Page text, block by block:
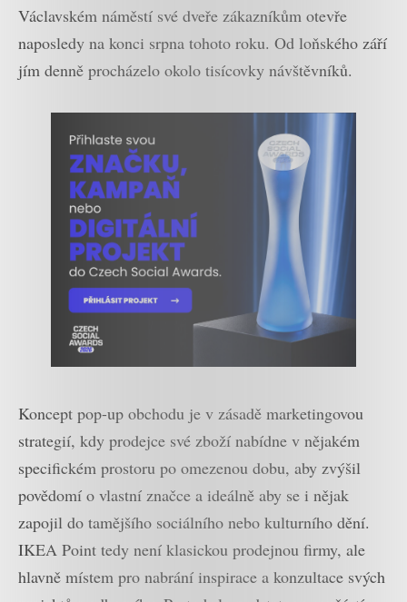
Václavském náměstí své dveře zákazníkům otevře
naposledy na konci srpna tohoto roku. Od loňského září
jím denně procházelo okolo tisícovky návštěvníků.
Koncept pop-up obchodu je v zásadě marketingovou
strategií, kdy prodejce své zboží nabídne v nějakém
specifickém prostoru po omezenou dobu, aby zvýšil
povědomí o vlastní značce a ideálně aby se i nějak
zapojil do tamějšího sociálního nebo kulturního dění.
IKEA Point tedy není klasickou prodejnou firmy, ale
hlavně místem pro nabrání inspirace a konzultace svých